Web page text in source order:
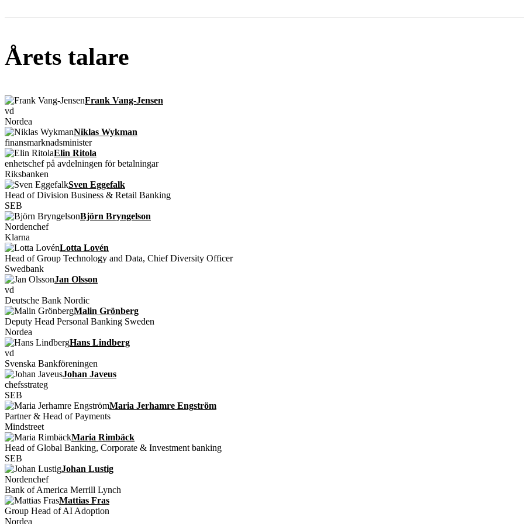
Årets talare
Frank Vang-Jensen
vd
Nordea
Niklas Wykman
finansmarknadsminister
Elin Ritola
enhetschef på avdelningen för betalningar
Riksbanken
Sven Eggefalk
Head of Division Business & Retail Banking
SEB
Björn Bryngelson
Nordenchef
Klarna
Lotta Lovén
Head of Group Technology and Data, Chief Diversity Officer
Swedbank
Jan Olsson
vd
Deutsche Bank Nordic
Malin Grönberg
Deputy Head Personal Banking Sweden
Nordea
Hans Lindberg
vd
Svenska Bankföreningen
Johan Javeus
chefsstrateg
SEB
Maria Jerhamre Engström
Partner & Head of Payments
Mindstreet
Maria Rimbäck
Head of Global Banking, Corporate & Investment banking
SEB
Johan Lustig
Nordenchef
Bank of America Merrill Lynch
Mattias Fras
Group Head of AI Adoption
Nordea